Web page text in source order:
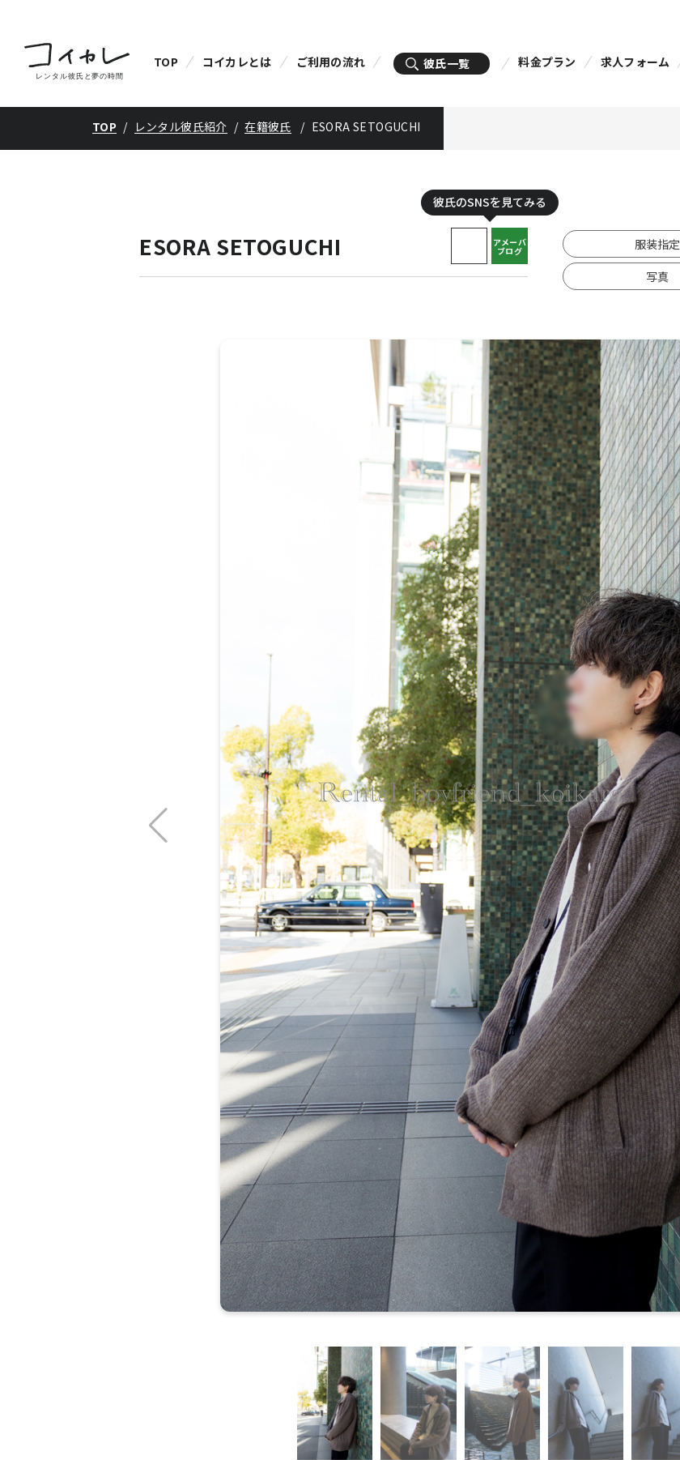
TOP コイカレとは ご利用の流れ 彼氏一覧 料金プラン 求人フォーム
TOP レンタル彼氏紹介 在籍彼氏 ESORA SETOGUCHI
ESORA SETOGUCHI
彼氏のSNSを見てみる
アメーバ
ブログ 服装指定
写真